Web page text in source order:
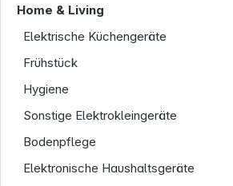
Home & Living
Elektrische Küchengeräte
Frühstück
Hygiene
Sonstige Elektrokleingeräte
Bodenpflege
Elektronische Haushaltsgeräte